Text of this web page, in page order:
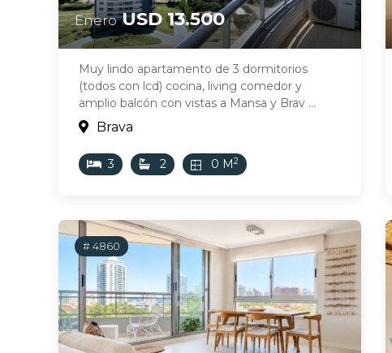
EneroUSD 13.500
Muy lindo apartamento de 3 dormitorios
(todos con lcd) cocina, living comedor y
amplio balcón con vistas a Mansa y Brav ...
Brava
3 2 0 M2
# 4860